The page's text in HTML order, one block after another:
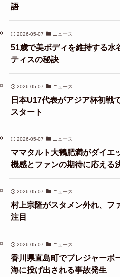
語
2026-05-07 ニュース
51歳で美ボディを維持する水
ティスの秘訣
2026-05-07 ニュース
日本U17代表がアジア杯初戦
スタート
2026-05-07 ニュース
ママタルト大鶴肥満がダイエ
機感とファンの期待に応える
2026-05-07 ニュース
村上宗隆がスタメン外れ、フ
注目
2026-05-07 ニュース
香川県直島町でプレジャーボ
海に投げ出される事故発生